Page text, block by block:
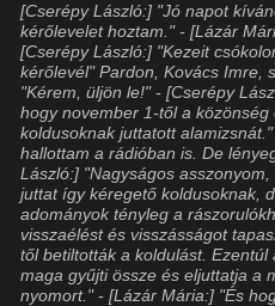
[Cserépy László:] "Jó napot
kérőlevelet hoztam." - [Lázár
[Cserépy László:] "Kezeit
kérőlevél" Pardon, Kovács Imre,
"Kérem, üljön le!" - [Cserépy
hogy november 1-től a
koldusoknak juttatott
hallottam a rádióban is. De
László:] "Nagyságos
juttat így kéregető koldusoknak,
adományok tényleg a
visszaélést és visszásságot
től betiltották a koldulást.
maga gyűjti össze és eljuttatja a
nyomort." - [Lázár Mária:] "És